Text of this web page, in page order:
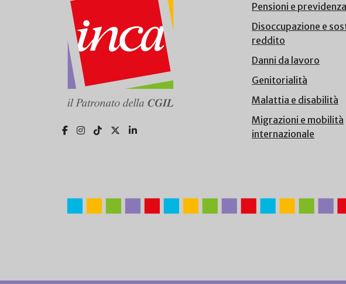
Pensioni e previdenza
Disoccupazione e
reddito
Danni da lavoro
Genitorialità
Malattia e disabilità
Migrazioni e mobilità
internazionale